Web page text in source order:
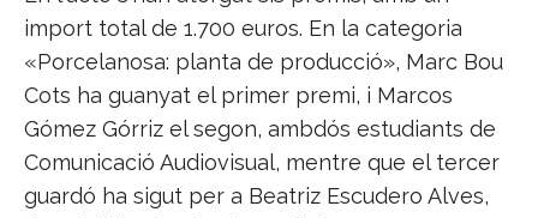
import total de 1.700 euros. En la categoria
«Porcelanosa: planta de producció», Marc Bou
Cots ha guanyat el primer premi, i Marcos
Gómez Górriz el segon, ambdós estudiants de
Comunicació Audiovisual, mentre que el tercer
guardó ha sigut per a Beatriz Escudero Alves,